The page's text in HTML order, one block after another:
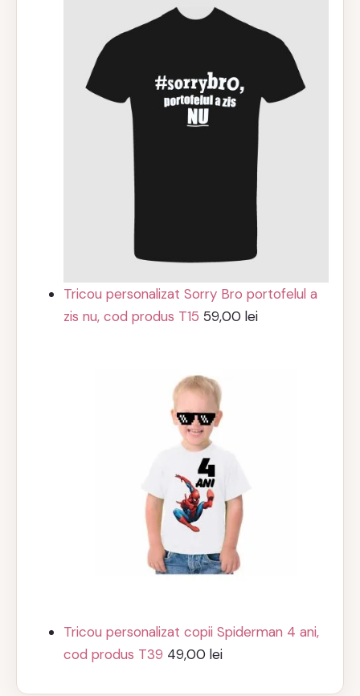
a
39,99 lei.
Tricou personalizat Sorry Bro portofelul a
zis nu, cod produs T15 59,00lei
Tricou personalizat copii Spiderman 4 ani,
cod produs T39 49,00lei